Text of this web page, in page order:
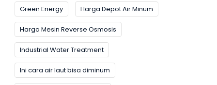
Green Energy Harga Depot Air Minum
Harga Mesin Reverse Osmosis
Industrial Water Treatment
Ini cara air laut bisa diminum